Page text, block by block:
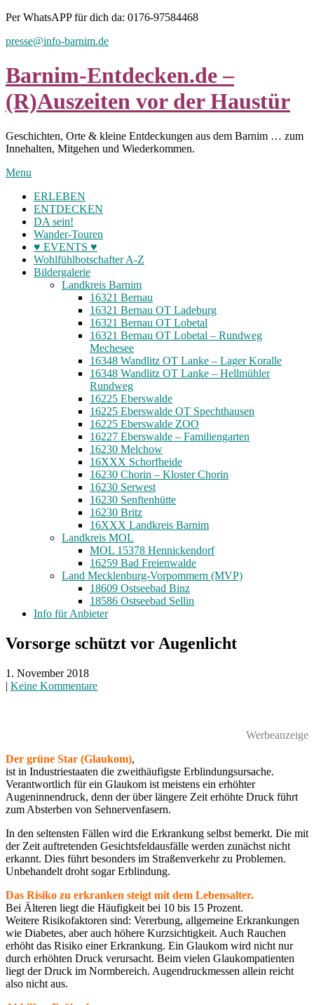
Skip
content
Per WhatsAPP für dich da: 0176-97584468
presse@info-barnim.de
Barnim-Entdecken.de –
(R)Auszeiten vor der Haustür
Geschichten, Orte & kleine Entdeckungen aus dem Barnim … zum
Innehalten, Mitgehen und Wiederkommen.
Menu
ERLEBEN
ENTDECKEN
DA sein!
Wander-Touren
♥ EVENTS ♥
Wohlfühlbotschafter A-Z
Bildergalerie
Landkreis Barnim
16321 Bernau
16321 Bernau OT Ladeburg
16321 Bernau OT Lobetal
16321 Bernau OT Lobetal – Rundweg
Mechesee
16348 Wandlitz OT Lanke – Lager Koralle
16348 Wandlitz OT Lanke – Hellmühler
Rundweg
16225 Eberswalde
16225 Eberswalde OT Spechthausen
16225 Eberswalde ZOO
16227 Eberswalde – Familiengarten
16230 Melchow
16XXX Schorfheide
16230 Chorin – Kloster Chorin
16230 Serwest
16230 Senftenhütte
16230 Britz
16XXX Landkreis Barnim
Landkreis MOL
MOL 15378 Hennickendorf
16259 Bad Freienwalde
Land Mecklenburg-Vorpommern (MVP)
18609 Ostseebad Binz
18586 Ostseebad Sellin
Info für Anbieter
Vorsorge schützt vor Augenlicht
1. November 2018
| Keine Kommentare
Werbeanzeige
Der grüne Star (Glaukom),
ist in Industriestaaten die zweithäufigste Erblindungsursache.
Verantwortlich für ein Glaukom ist meistens ein erhöhter
Augeninnendruck, denn der über längere Zeit erhöhte Druck führt
zum Absterben von Sehnervenfasern.
In den seltensten Fällen wird die Erkrankung selbst bemerkt. Die mit
der Zeit auftretenden Gesichtsfeldausfälle werden zunächst nicht
erkannt. Dies führt besonders im Straßenverkehr zu Problemen.
Unbehandelt droht sogar Erblindung.
Das Risiko zu erkranken steigt mit dem Lebensalter.
Bei Älteren liegt die Häufigkeit bei 10 bis 15 Prozent.
Weitere Risikofaktoren sind: Vererbung, allgemeine Erkrankungen
wie Diabetes, aber auch höhere Kurzsichtigkeit. Auch Rauchen
erhöht das Risiko einer Erkrankung. Ein Glaukom wird nicht nur
durch erhöhten Druck verursacht. Beim vielen Glaukompatienten
liegt der Druck im Normbereich. Augendruckmessen allein reicht
also nicht aus.